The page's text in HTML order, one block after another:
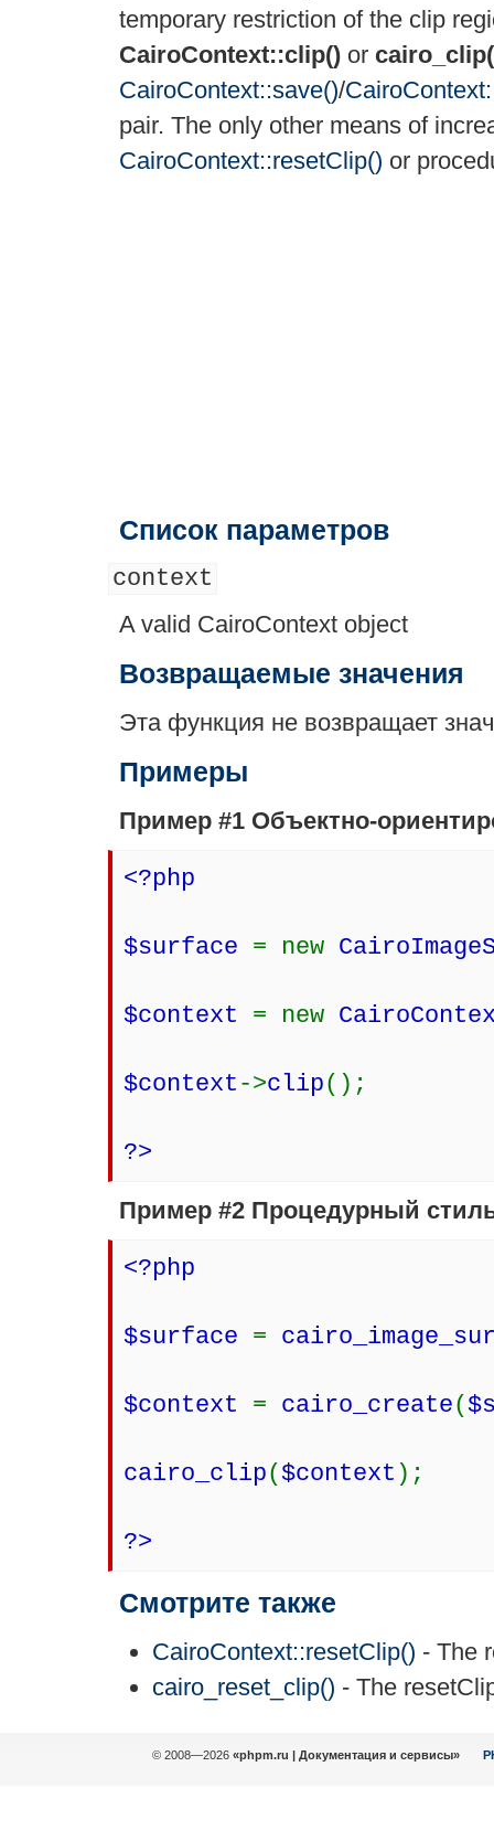
temporary restriction of the clip
CairoContext::clip() or
CairoContext::save()/
pair. The only other means of
CairoContext::resetClip() or
Список параметров
context
A valid CairoContext object
Возвращаемые значения
Эта функция не возвращает
Примеры
Пример #1 Объектно-
<?php
$surface = new
$context = new
$context ->clip();
?>
Пример #2 Процедурный
<?php
$surface =
$context = cairo_create(
cairo_clip($context );
?>
Смотрите также
CairoContext::resetClip() - The
cairo_reset_clip() - The
© 2008—2026 «phpm.ru | Документация и сервисы»